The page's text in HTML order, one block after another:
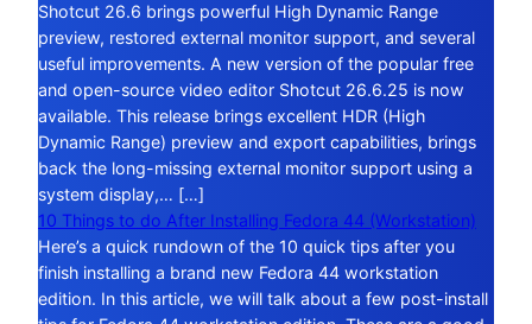
Shotcut 26.6 brings powerful High Dynamic Range
preview, restored external monitor support, and several
useful improvements. A new version of the popular free
and open-source video editor Shotcut 26.6.25 is now
available. This release brings excellent HDR (High
Dynamic Range) preview and export capabilities, brings
back the long-missing external monitor support using a
system display,… […]
10 Things to do After Installing Fedora 44 (Workstation)
Here’s a quick rundown of the 10 quick tips after you
finish installing a brand new Fedora 44 workstation
edition. In this article, we will talk about a few post-install